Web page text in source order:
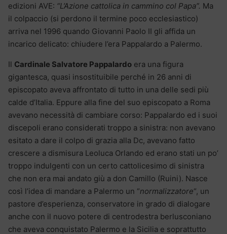
edizioni AVE: “L’Azione cattolica in cammino col Papa”. Ma
il colpaccio (si perdono il termine poco ecclesiastico)
arriva nel 1996 quando Giovanni Paolo II gli affida un
incarico delicato: chiudere l’era Pappalardo a Palermo.
Il Cardinale Salvatore Pappalardo era una figura
gigantesca, quasi insostituibile perché in 26 anni di
episcopato aveva affrontato di tutto in una delle sedi più
calde d’Italia. Eppure alla fine del suo episcopato a Roma
avevano necessità di cambiare corso: Pappalardo ed i suoi
discepoli erano considerati troppo a sinistra: non avevano
esitato a dare il colpo di grazia alla Dc, avevano fatto
crescere a dismisura Leoluca Orlando ed erano stati un po’
troppo indulgenti con un certo cattolicesimo di sinistra
che non era mai andato giù a don Camillo (Ruini). Nasce
così l’idea di mandare a Palermo un “normalizzatore“, un
pastore d’esperienza, conservatore in grado di dialogare
anche con il nuovo potere di centrodestra berlusconiano
che aveva conquistato Palermo e la Sicilia e soprattutto